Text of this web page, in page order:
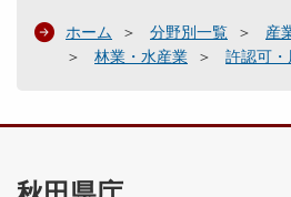
ホーム 分野別一覧
産
林業・水産業
許認可・